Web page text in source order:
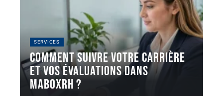
SERVICES
Comment suivre votre carrière
et vos évaluations dans
MaBoxRH ?